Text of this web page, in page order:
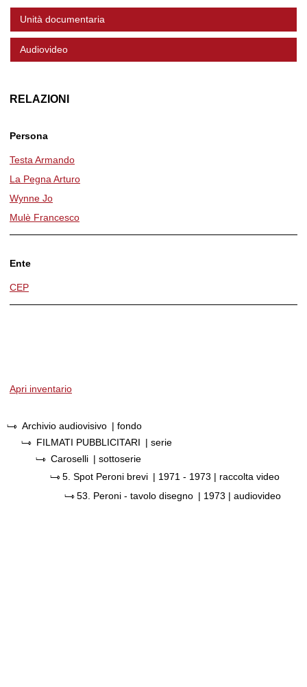
Unità documentaria
Audiovideo
RELAZIONI
Persona
Testa Armando
La Pegna Arturo
Wynne Jo
Mulè Francesco
Ente
CEP
Apri inventario
Archivio audiovisivo | fondo
FILMATI PUBBLICITARI | serie
Caroselli | sottoserie
5. Spot Peroni brevi | 1971 - 1973 | raccolta video
53.
Peroni - tavolo disegno | 1973 | audiovideo